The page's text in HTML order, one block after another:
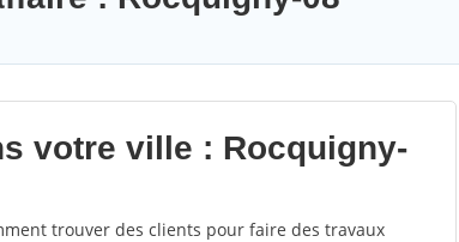
votre ville : Rocquigny-
trouver des clients pour faire des travaux